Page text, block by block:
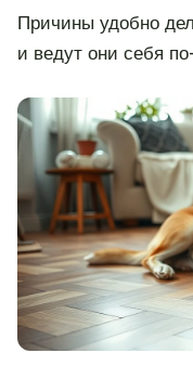
Причины удобно
и ведут они себя